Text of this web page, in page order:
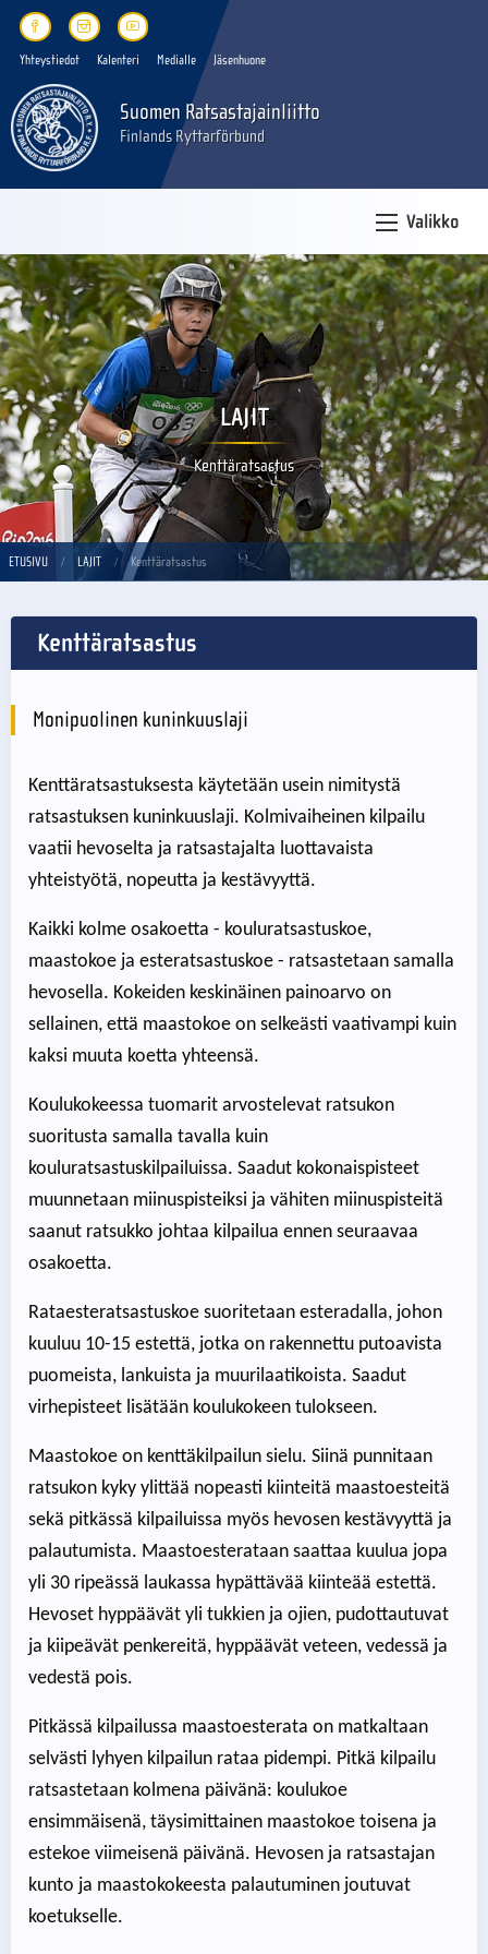
Yhteystiedot Kalenteri Medialle Jäsenhuone
Suomen Ratsastajainliitto
Finlands Ryttarförbund
Valikko
LAJIT
Kenttäratsastus
ETUSIVU LAJIT Kenttäratsastus
Kenttäratsastus
Monipuolinen kuninkuuslaji
Kenttäratsastuksesta käytetään usein nimitystä
ratsastuksen kuninkuuslaji. Kolmivaiheinen kilpailu
vaatii hevoselta ja ratsastajalta luottavaista
yhteistyötä, nopeutta ja kestävyyttä.
Kaikki kolme osakoetta - kouluratsastuskoe,
maastokoe ja esteratsastuskoe - ratsastetaan samalla
hevosella. Kokeiden keskinäinen painoarvo on
sellainen, että maastokoe on selkeästi vaativampi kuin
kaksi muuta koetta yhteensä.
Koulukokeessa tuomarit arvostelevat ratsukon
suoritusta samalla tavalla kuin
kouluratsastuskilpailuissa. Saadut kokonaispisteet
muunnetaan miinuspisteiksi ja vähiten miinuspisteitä
saanut ratsukko johtaa kilpailua ennen seuraavaa
osakoetta.
Rataesteratsastuskoe suoritetaan esteradalla, johon
kuuluu 10-15 estettä, jotka on rakennettu putoavista
puomeista, lankuista ja muurilaatikoista. Saadut
virhepisteet lisätään koulukokeen tulokseen.
Maastokoe on kenttäkilpailun sielu. Siinä punnitaan
ratsukon kyky ylittää nopeasti kiinteitä maastoesteitä
sekä pitkässä kilpailuissa myös hevosen kestävyyttä ja
palautumista. Maastoesterataan saattaa kuulua jopa
yli 30 ripeässä laukassa hypättävää kiinteää estettä.
Hevoset hyppäävät yli tukkien ja ojien, pudottautuvat
ja kiipeävät penkereitä, hyppäävät veteen, vedessä ja
vedestä pois.
Pitkässä kilpailussa maastoesterata on matkaltaan
selvästi lyhyen kilpailun rataa pidempi. Pitkä kilpailu
ratsastetaan kolmena päivänä: koulukoe
ensimmäisenä, täysimittainen maastokoe toisena ja
estekoe viimeisenä päivänä. Hevosen ja ratsastajan
kunto ja maastokokeesta palautuminen joutuvat
koetukselle.